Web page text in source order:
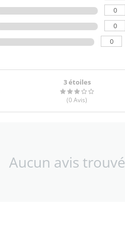
0
0
0
3 étoiles
(0 Avis)
Aucun avis trouvé